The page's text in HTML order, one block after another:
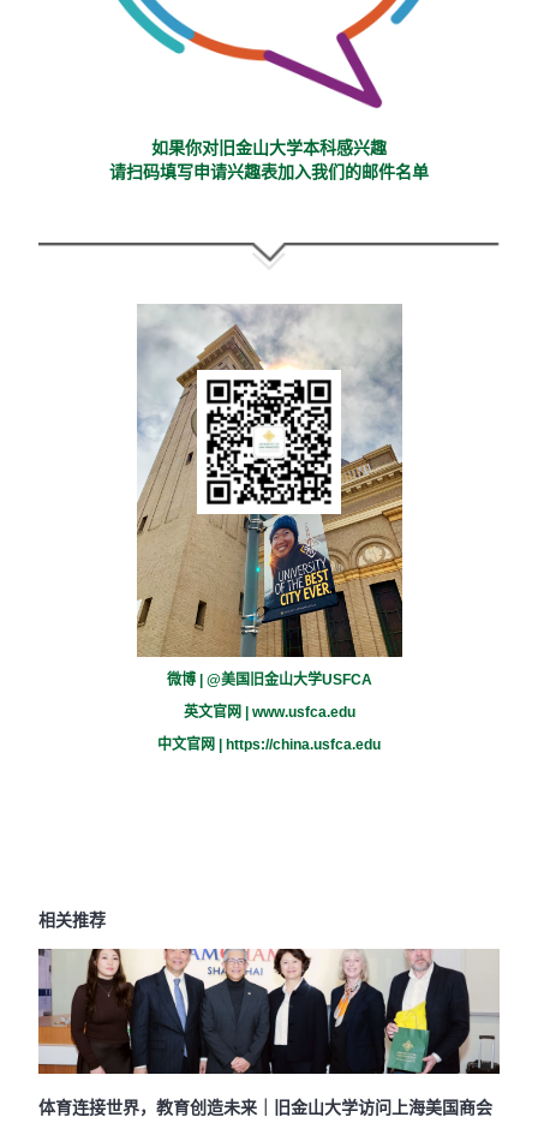
如果你对旧金山大学本科感兴趣
请扫码填写申请兴趣表加入我们的邮件名单
微博 | @美国旧金山大学USFCA
英文官网 | www.usfca.edu
中文官网 |
https://china.usfca.edu
相关推荐
体育连接世界，教育创造未来｜旧金山大学访问上海美国商会